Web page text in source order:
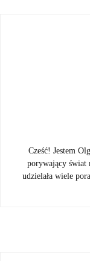
Cześć! Jestem
porywający świat
udzielała wiele